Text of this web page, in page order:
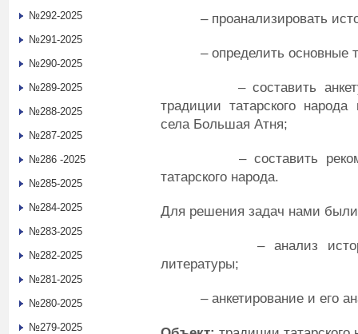
– проанализировать
– определить основные
– составить анкету
традиции татарского
села Большая Атня;
– составить
татарского народа.
Для решения задач нами
– анализ
литературы;
– анкетирование и его
№292-2025
№291-2025
№290-2025
№289-2025
№288-2025
№287-2025
№286 -2025
№285-2025
№284-2025
№283-2025
№282-2025
№281-2025
№280-2025
№279-2025